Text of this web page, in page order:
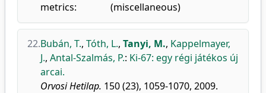
metrics:
(miscellaneous)
22.Bubán, T., Tóth, L., Tanyi, M., Kappelmayer,
J., Antal-Szalmás, P.: Ki-67: egy régi játékos új
arcai.
Orvosi Hetilap. 150 (23), 1059-1070, 2009.